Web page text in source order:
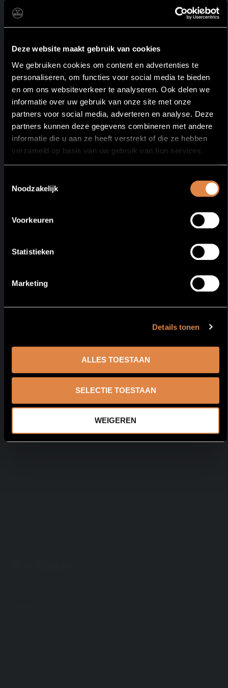
Deze website maakt gebruik van cookies
We gebruiken cookies om content en advertenties te
personaliseren, om functies voor social media te bieden
en om ons websiteverkeer te analyseren. Ook delen we
informatie over uw gebruik van onze site met onze
partners voor social media, adverteren en analyse. Deze
partners kunnen deze gegevens combineren met andere
informatie die u aan ze heeft verstrekt of die ze hebben
verzameld op basis van uw gebruik van hun services.
Noodzakelijk
Voorkeuren
Statistieken
Marketing
Details tonen
ALLES TOESTAAN
SELECTIE TOESTAAN
WEIGEREN
59.50
Rodizio Dinner
Churrasco rodizio | fresh market table